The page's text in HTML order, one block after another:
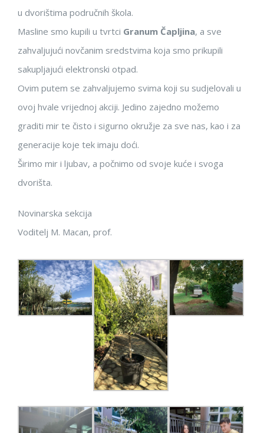
u dvorištima područnih škola.
Masline smo kupili u tvrtci Granum Čapljina, a sve
zahvaljujući novčanim sredstvima koja smo prikupili
sakupljajući elektronski otpad.
Ovim putem se zahvaljujemo svima koji su sudjelovali u
ovoj hvale vrijednoj akciji. Jedino zajedno možemo
graditi mir te čisto i sigurno okružje za sve nas, kao i za
generacije koje tek imaju doći.
Širimo mir i ljubav, a počnimo od svoje kuće i svoga
dvorišta.
Novinarska sekcija
Voditelj M. Macan, prof.